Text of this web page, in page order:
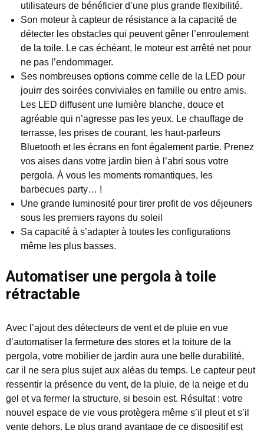
utilisateurs de bénéficier d’une plus grande flexibilité.
Son moteur à capteur de résistance a la capacité de
détecter les obstacles qui peuvent gêner l’enroulement
de la toile. Le cas échéant, le moteur est arrêté net pour
ne pas l’endommager.
Ses nombreuses options comme celle de la LED pour
jouirr des soirées conviviales en famille ou entre amis.
Les LED diffusent une lumière blanche, douce et
agréable qui n’agresse pas les yeux. Le chauffage de
terrasse, les prises de courant, les haut-parleurs
Bluetooth et les écrans en font également partie. Prenez
vos aises dans votre jardin bien à l’abri sous votre
pergola. À vous les moments romantiques, les
barbecues party… !
Une grande luminosité pour tirer profit de vos déjeuners
sous les premiers rayons du soleil
Sa capacité à s’adapter à toutes les configurations
même les plus basses.
Automatiser une pergola à toile
rétractable
Avec l’ajout des détecteurs de vent et de pluie en vue
d’automatiser la fermeture des stores et la toiture de la
pergola, votre mobilier de jardin aura une belle durabilité,
car il ne sera plus sujet aux aléas du temps. Le capteur peut
ressentir la présence du vent, de la pluie, de la neige et du
gel et va fermer la structure, si besoin est. Résultat : votre
nouvel espace de vie vous protègera même s’il pleut et s’il
vente dehors. Le plus grand avantage de ce dispositif est